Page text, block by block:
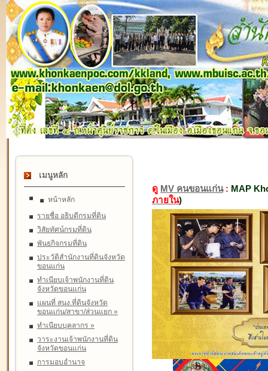
เมนูหลัก
หน้าหลัก
รายชื่อ อธิบดีกรมที่ดิน
วิสัยทัศน์กรมที่ดิน
พันธกิจกรมที่ดิน
ประวัติสำนักงานที่ดินจังหวัด
ขอนแก่น
ทำเนียบเจ้าพนักงานที่ดิน
จังหวัดขอนแก่น
แผนที่ สนง.ที่ดินจังหวัด
ขอนแก่น/สาขา/ส่วนแยก »
ทำเนียบบุคลากร »
วาระงานเจ้าพนักงานที่ดิน
จังหวัดขอนแก่น
การมอบอำนาจ
ดู MV คนขอนแก่น: MAP
ภายใน)